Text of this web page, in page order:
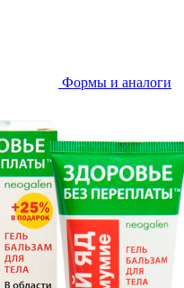
Формы и аналоги